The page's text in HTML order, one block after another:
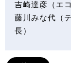
吉崎達彦（エ
藤川みな代（
長）